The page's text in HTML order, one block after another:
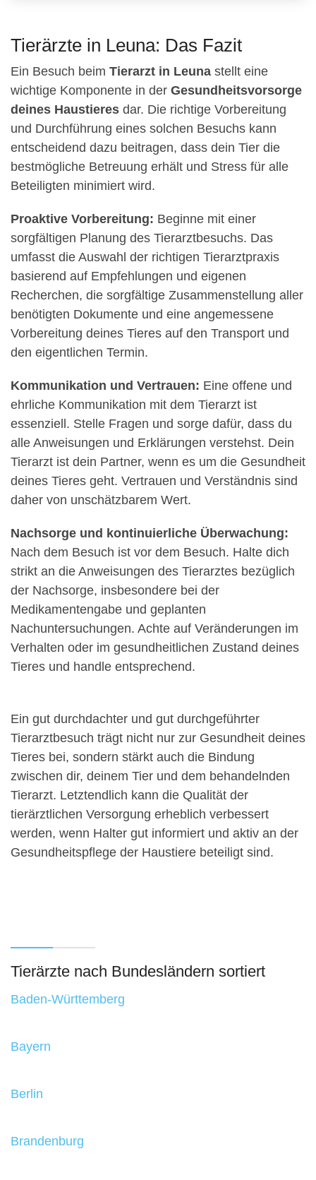
Tierärzte in Leuna: Das Fazit
Ein Besuch beim Tierarzt in Leuna stellt eine
wichtige Komponente in der Gesundheitsvorsorge
deines Haustieres dar. Die richtige Vorbereitung
und Durchführung eines solchen Besuchs kann
entscheidend dazu beitragen, dass dein Tier die
bestmögliche Betreuung erhält und Stress für alle
Beteiligten minimiert wird.
Proaktive Vorbereitung: Beginne mit einer
sorgfältigen Planung des Tierarztbesuchs. Das
umfasst die Auswahl der richtigen Tierarztpraxis
basierend auf Empfehlungen und eigenen
Recherchen, die sorgfältige Zusammenstellung aller
benötigten Dokumente und eine angemessene
Vorbereitung deines Tieres auf den Transport und
den eigentlichen Termin.
Kommunikation und Vertrauen: Eine offene und
ehrliche Kommunikation mit dem Tierarzt ist
essenziell. Stelle Fragen und sorge dafür, dass du
alle Anweisungen und Erklärungen verstehst. Dein
Tierarzt ist dein Partner, wenn es um die Gesundheit
deines Tieres geht. Vertrauen und Verständnis sind
daher von unschätzbarem Wert.
Nachsorge und kontinuierliche Überwachung:
Nach dem Besuch ist vor dem Besuch. Halte dich
strikt an die Anweisungen des Tierarztes bezüglich
der Nachsorge, insbesondere bei der
Medikamentengabe und geplanten
Nachuntersuchungen. Achte auf Veränderungen im
Verhalten oder im gesundheitlichen Zustand deines
Tieres und handle entsprechend.
Ein gut durchdachter und gut durchgeführter
Tierarztbesuch trägt nicht nur zur Gesundheit deines
Tieres bei, sondern stärkt auch die Bindung
zwischen dir, deinem Tier und dem behandelnden
Tierarzt. Letztendlich kann die Qualität der
tierärztlichen Versorgung erheblich verbessert
werden, wenn Halter gut informiert und aktiv an der
Gesundheitspflege der Haustiere beteiligt sind.
Tierärzte nach Bundesländern sortiert
Baden-Württemberg
Bayern
Berlin
Brandenburg